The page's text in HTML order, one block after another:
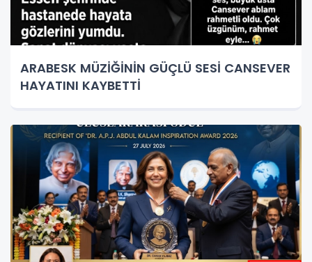
ARABESK MÜZİĞİNİN GÜÇLÜ SESİ CANSEVER
HAYATINI KAYBETTİ